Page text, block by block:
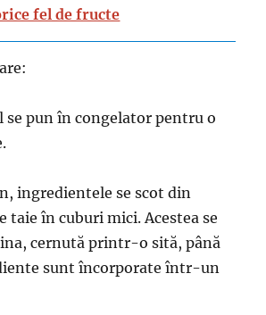
fel de fructe
se pun în congelator pentru o
ingredientele se scot din
taie în cuburi mici. Acestea se
cernută printr-o sită, până
sunt încorporate într-un